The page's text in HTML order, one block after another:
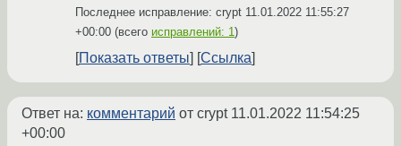
Последнее исправление: crypt 11.01.2022 11:55:27
+00:00 (всего исправлений: 1)
Показать ответы Ссылка
Ответ на: комментарий от crypt 11.01.2022 11:54:25
+00:00